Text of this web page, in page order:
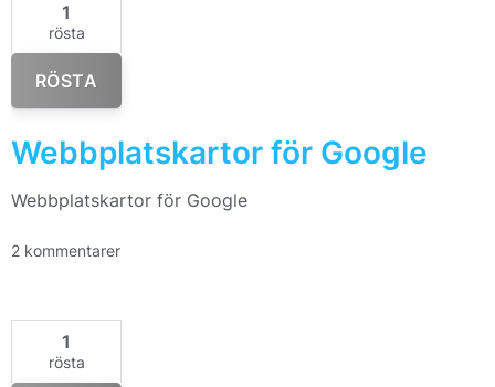
1
rösta
RÖSTA
Webbplatskartor för Google
Webbplatskartor för Google
2 kommentarer
1
rösta